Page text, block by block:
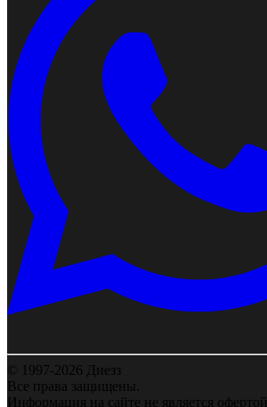
© 1997-2026 Диезз
Все права защищены.
Информация на сайте не является офертой.